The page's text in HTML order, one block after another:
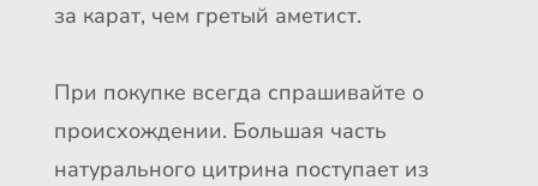
за карат, чем гретый аметист.
При покупке всегда спрашивайте о
происхождении. Большая часть
натурального цитрина поступает из